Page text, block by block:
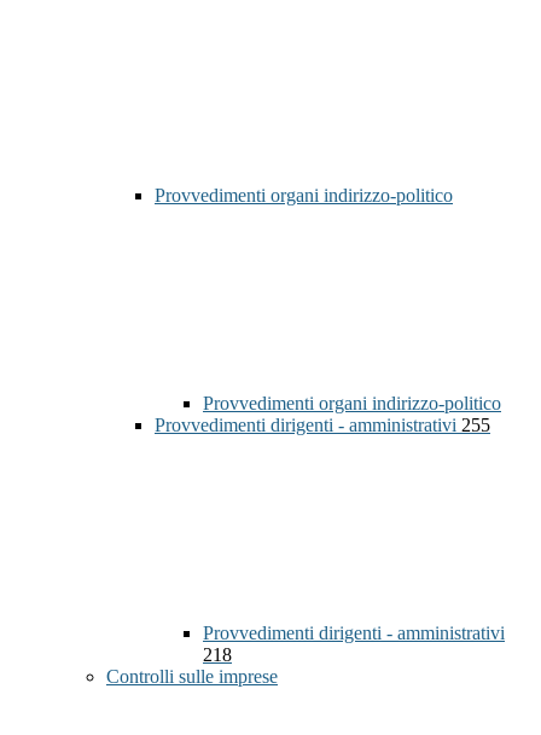
Provvedimenti organi indirizzo-politico
Provvedimenti organi indirizzo-politico
Provvedimenti dirigenti - amministrativi 255
Provvedimenti dirigenti - amministrativi
218
Controlli sulle imprese